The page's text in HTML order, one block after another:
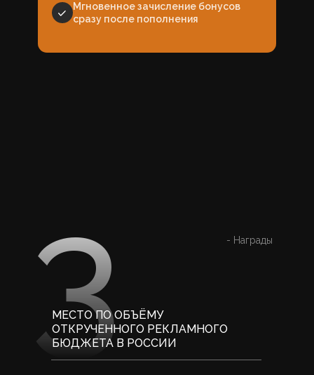
Мгновенное зачисление бонусов
сразу после пополнения
- Награды
МЕСТО ПО ОБЪЁМУ
ОТКРУЧЕННОГО РЕКЛАМНОГО
БЮДЖЕТА В РОССИИ
3